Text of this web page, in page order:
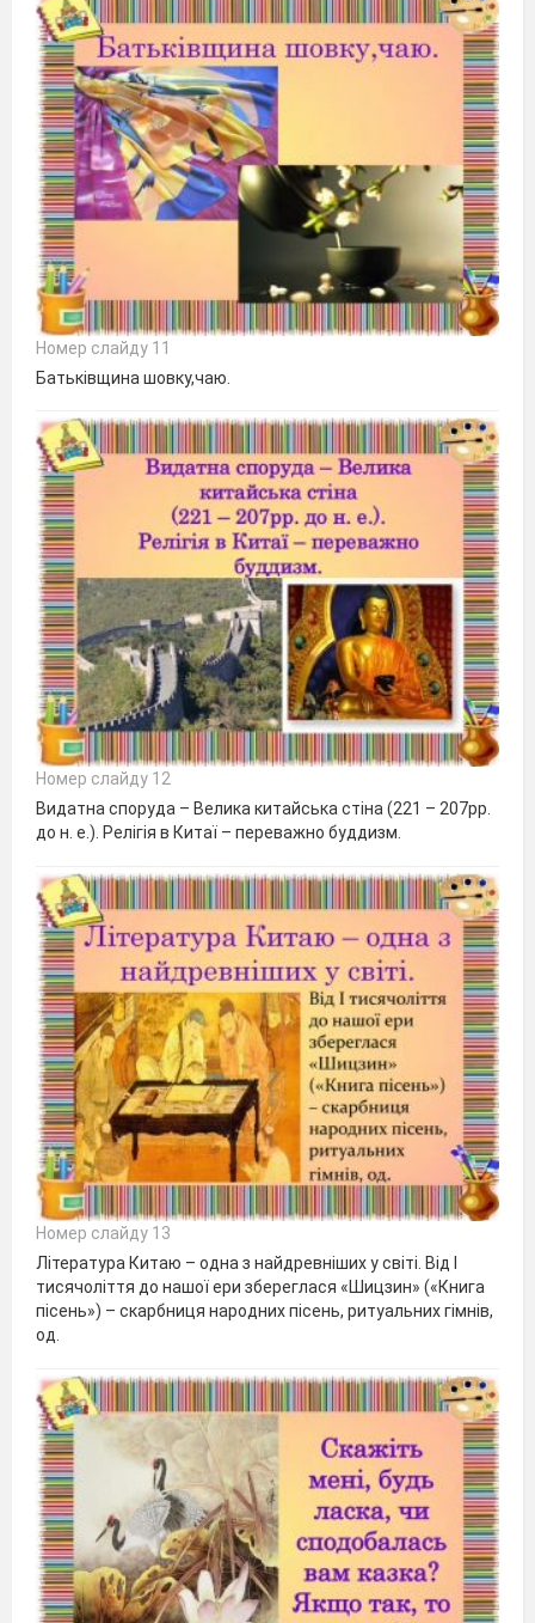
Номер слайду 11
Батьківщина шовку,чаю.
Номер слайду 12
Видатна споруда – Велика китайська стіна (221 – 207рр.
до н. е.). Релігія в Китаї – переважно буддизм.
Номер слайду 13
Література Китаю – одна з найдревніших у світі. Від І
тисячоліття до нашої ери збереглася «Шицзин» («Книга
пісень») – скарбниця народних пісень, ритуальних гімнів,
од.